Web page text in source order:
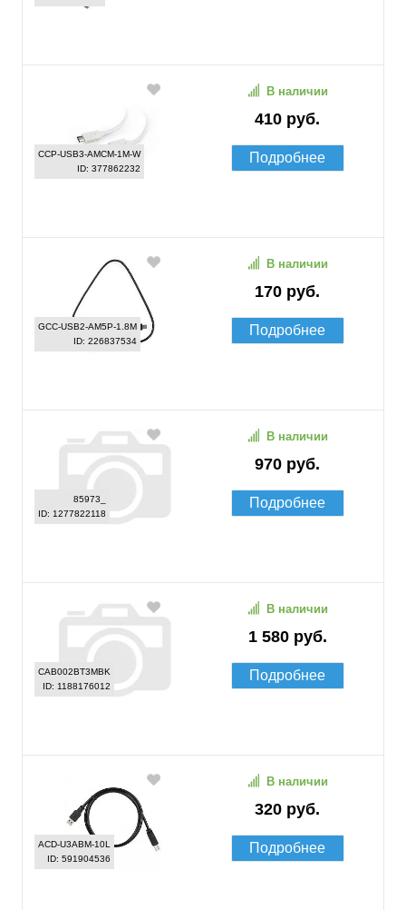
CCP-USB3-AMCM-1M-W
ID: 377862232
410 руб.
В наличии
Подробнее
GCC-USB2-AM5P-1.8M
ID: 226837534
170 руб.
В наличии
Подробнее
85973_
ID: 1277822118
970 руб.
В наличии
Подробнее
CAB002BT3MBK
ID: 1188176012
1 580 руб.
В наличии
Подробнее
ACD-U3ABM-10L
ID: 591904536
320 руб.
В наличии
Подробнее